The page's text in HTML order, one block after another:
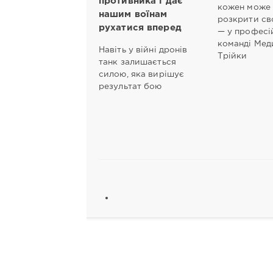
нашим воїнам
рухатися вперед
Навіть у війні дронів
танк залишається
силою, яка вирішує
результат бою
кожен може
розкрити
— у
команді
Трійки